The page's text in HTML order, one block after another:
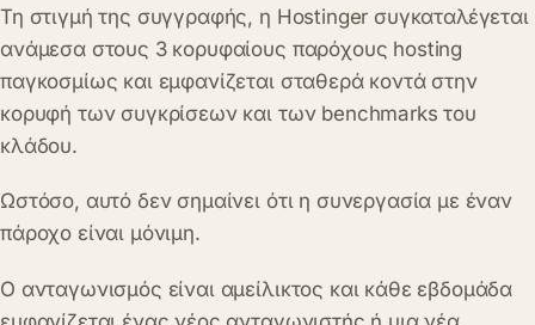
Τη στιγμή της συγγραφής, η Hostinger συγκαταλέγεται
ανάμεσα στους 3 κορυφαίους παρόχους hosting
παγκοσμίως και εμφανίζεται σταθερά κοντά στην
κορυφή των συγκρίσεων και των benchmarks του
κλάδου.
Ωστόσο, αυτό δεν σημαίνει ότι η συνεργασία με έναν
πάροχο είναι μόνιμη.
Ο ανταγωνισμός είναι αμείλικτος και κάθε εβδομάδα